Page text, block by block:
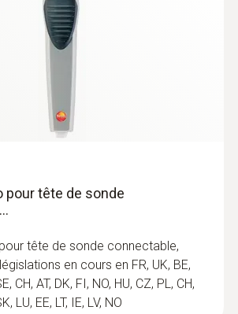
à réaction rapide (TC
rapide (3 secondes)
bande thermocouple
pour tête de sonde
tête de sonde connectable,
en cours en FR, UK, BE,
CH, AT, DK, FI, NO, HU, CZ, PL, CH,
LU, EE, LT, IE, LV, NO